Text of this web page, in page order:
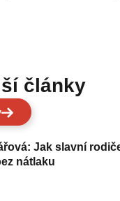
články
Jak slavní
nátlaku